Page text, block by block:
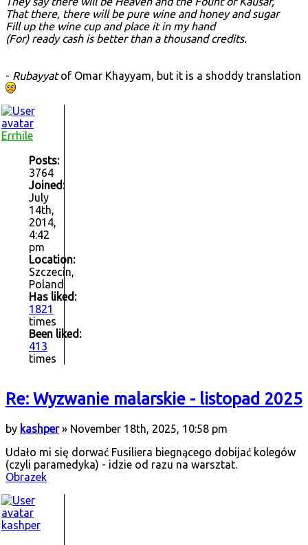
That there, there will be pure wine and honey and sugar
Fill up the wine cup and place it in my hand
(For) ready cash is better than a thousand credits.
- Rubayyatof Omar Khayyam, but it is a shoddy translation
Errhile
Posts:
3764
Joined:
July
14th,
2014,
4:42
pm
Location:
Szczecin,
Poland
Has liked:
1821
times
Been liked:
413
times
Re: Wyzwanie malarskie - listopad 2025
by kashper» November 18th, 2025, 10:58 pm
Udało mi się dorwać Fusiliera biegnącego dobijać kolegów
(czyli paramedyka) - idzie od razu na warsztat.
Obrazek
kashper